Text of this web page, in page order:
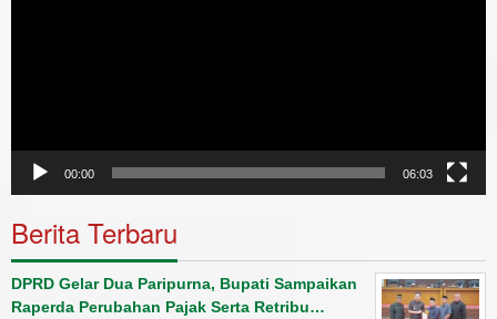
00:00 06:03
Berita Terbaru
DPRD Gelar Dua Paripurna, Bupati Sampaikan
Raperda Perubahan Pajak Serta Retribu…